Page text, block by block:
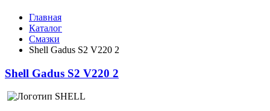
Главная
Каталог
Смазки
Shell Gadus S2 V220 2
Shell Gadus S2 V220 2